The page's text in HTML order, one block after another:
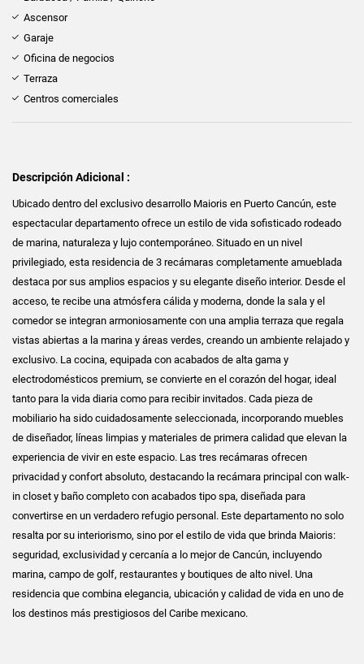
Ascensor
Garaje
Oficina de negocios
Terraza
Centros comerciales
Descripción Adicional :
Ubicado dentro del exclusivo desarrollo Maioris en Puerto Cancún, este
espectacular departamento ofrece un estilo de vida sofisticado rodeado
de marina, naturaleza y lujo contemporáneo. Situado en un nivel
privilegiado, esta residencia de 3 recámaras completamente amueblada
destaca por sus amplios espacios y su elegante diseño interior. Desde el
acceso, te recibe una atmósfera cálida y moderna, donde la sala y el
comedor se integran armoniosamente con una amplia terraza que regala
vistas abiertas a la marina y áreas verdes, creando un ambiente relajado y
exclusivo. La cocina, equipada con acabados de alta gama y
electrodomésticos premium, se convierte en el corazón del hogar, ideal
tanto para la vida diaria como para recibir invitados. Cada pieza de
mobiliario ha sido cuidadosamente seleccionada, incorporando muebles
de diseñador, líneas limpias y materiales de primera calidad que elevan la
experiencia de vivir en este espacio. Las tres recámaras ofrecen
privacidad y confort absoluto, destacando la recámara principal con walk-
in closet y baño completo con acabados tipo spa, diseñada para
convertirse en un verdadero refugio personal. Este departamento no solo
resalta por su interiorismo, sino por el estilo de vida que brinda Maioris:
seguridad, exclusividad y cercanía a lo mejor de Cancún, incluyendo
marina, campo de golf, restaurantes y boutiques de alto nivel. Una
residencia que combina elegancia, ubicación y calidad de vida en uno de
los destinos más prestigiosos del Caribe mexicano.